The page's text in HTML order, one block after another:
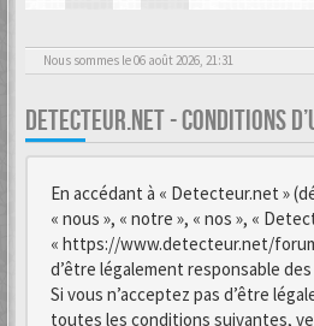
Nous sommes le 06 août 2026, 21:31
DETECTEUR.NET - CONDITIONS
En accédant à « Detecteur.net »
« nous », « notre », « nos », «
« https://www.detecteur.net/
d’être légalement responsable
Si vous n’acceptez pas d’être
toutes les conditions suivantes,